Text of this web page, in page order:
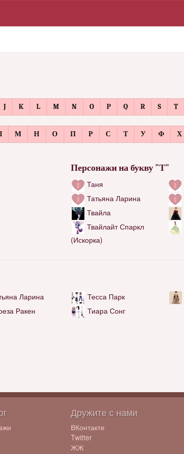
J K L M N O P Q R S T
М Н О П Р С Т У Ф Х
Персонажи на букву "Т"
Таня
Татьяна Ларина
Твайла
Твайлайт Спаркл
(Искорка)
Ларина
Ракен
Тесса Парк
Тиара Сонг
Дружите с нами
ВКонтакте
Twitter
ЖЖ